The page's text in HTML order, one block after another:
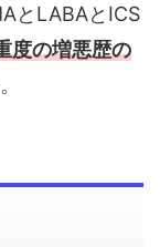
とLABAとICS
度の増悪歴の